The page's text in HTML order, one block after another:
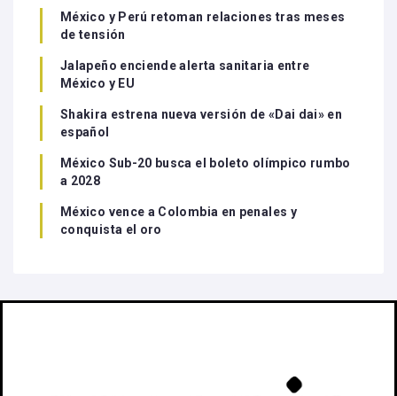
México y Perú retoman relaciones tras meses
de tensión
Jalapeño enciende alerta sanitaria entre
México y EU
Shakira estrena nueva versión de «Dai dai» en
español
México Sub-20 busca el boleto olímpico rumbo
a 2028
México vence a Colombia en penales y
conquista el oro